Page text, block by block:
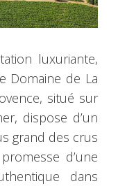
luxuriante,
Domaine de La
situé sur
dispose d’un
grand des crus
d’une
dans